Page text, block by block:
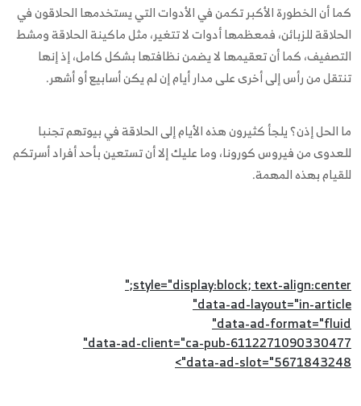
كما أن الخطورة الأكبر تكمن في الأدوات التي يستخدمها الحلاقون في
الحلاقة للزبائن، فمعظمها أدوات لا تتغير، مثل ماكينة الحلاقة ومشط
التصفيف، كما أن تعقيمها لا يضمن نظافتها بشكل كامل، إذ إنها
تنتقل من رأس إلى أخرى على مدار أيام إن لم يكن أسابيع أو أشهر.
ما الحل إذن؟ يلجأ كثيرون هذه الأيام إلى الحلاقة في بيوتهم تجنبا
للعدوى من فيروس كورونا، وما عليك إلا أن تستعين بأحد أفراد أسرتكم
للقيام بهذه المهمة.
style="display:block; text-align:center;"
data-ad-layout="in-article"
data-ad-format="fluid"
data-ad-client="ca-pub-6112271090330477"
data-ad-slot="5671843248">